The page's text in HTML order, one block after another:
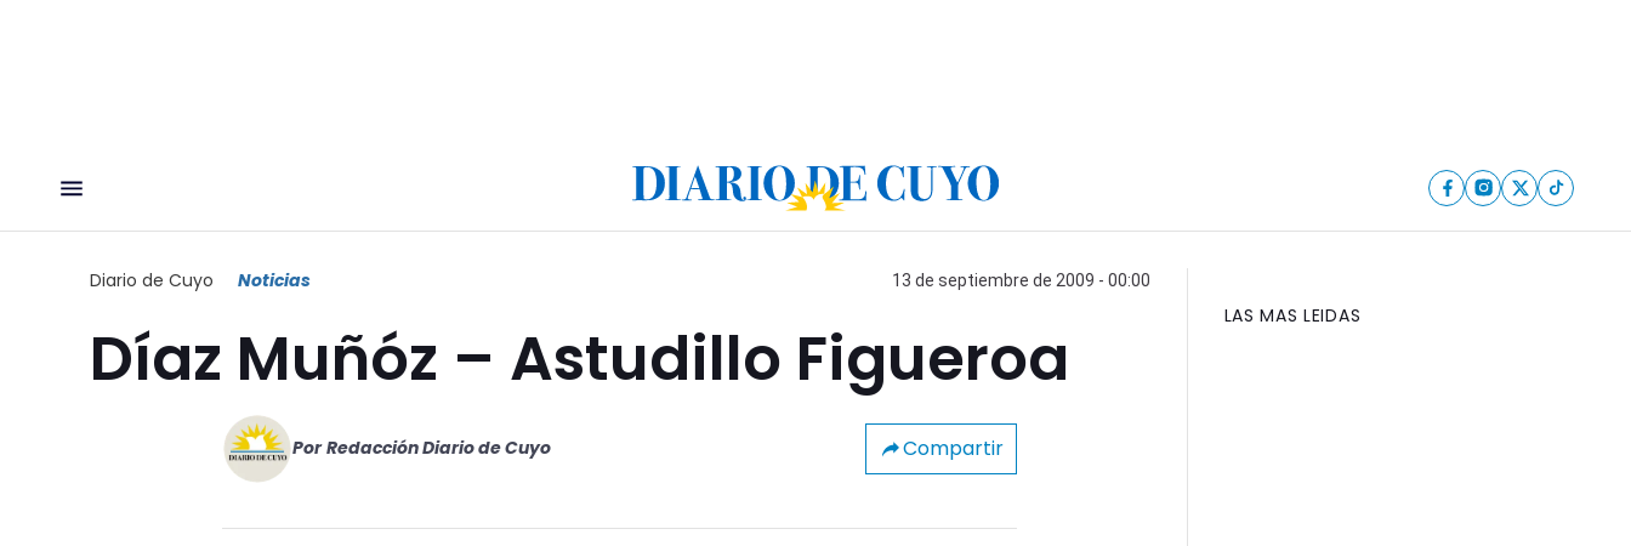
Diario de Cuyo Noticias 13 de septiembre de 2009 - 00:00
Díaz Muñóz – Astudillo Figueroa
Por Redacción Diario de Cuyo Compartir
LAS MAS LEIDAS